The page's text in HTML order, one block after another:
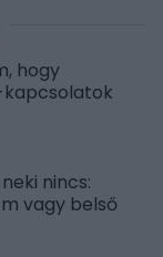
hogy
kapcsolatok
nincs:
vagy belső